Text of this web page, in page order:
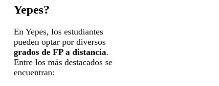
Yepes?
En Yepes, los estudiantes
pueden optar por diversos
grados de FP a distancia.
Entre los más destacados se
encuentran: